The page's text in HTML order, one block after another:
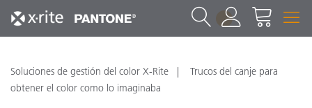
1
Soluciones de gestión del color X-Rite
Trucos del canje para
obtener el color como lo imaginaba